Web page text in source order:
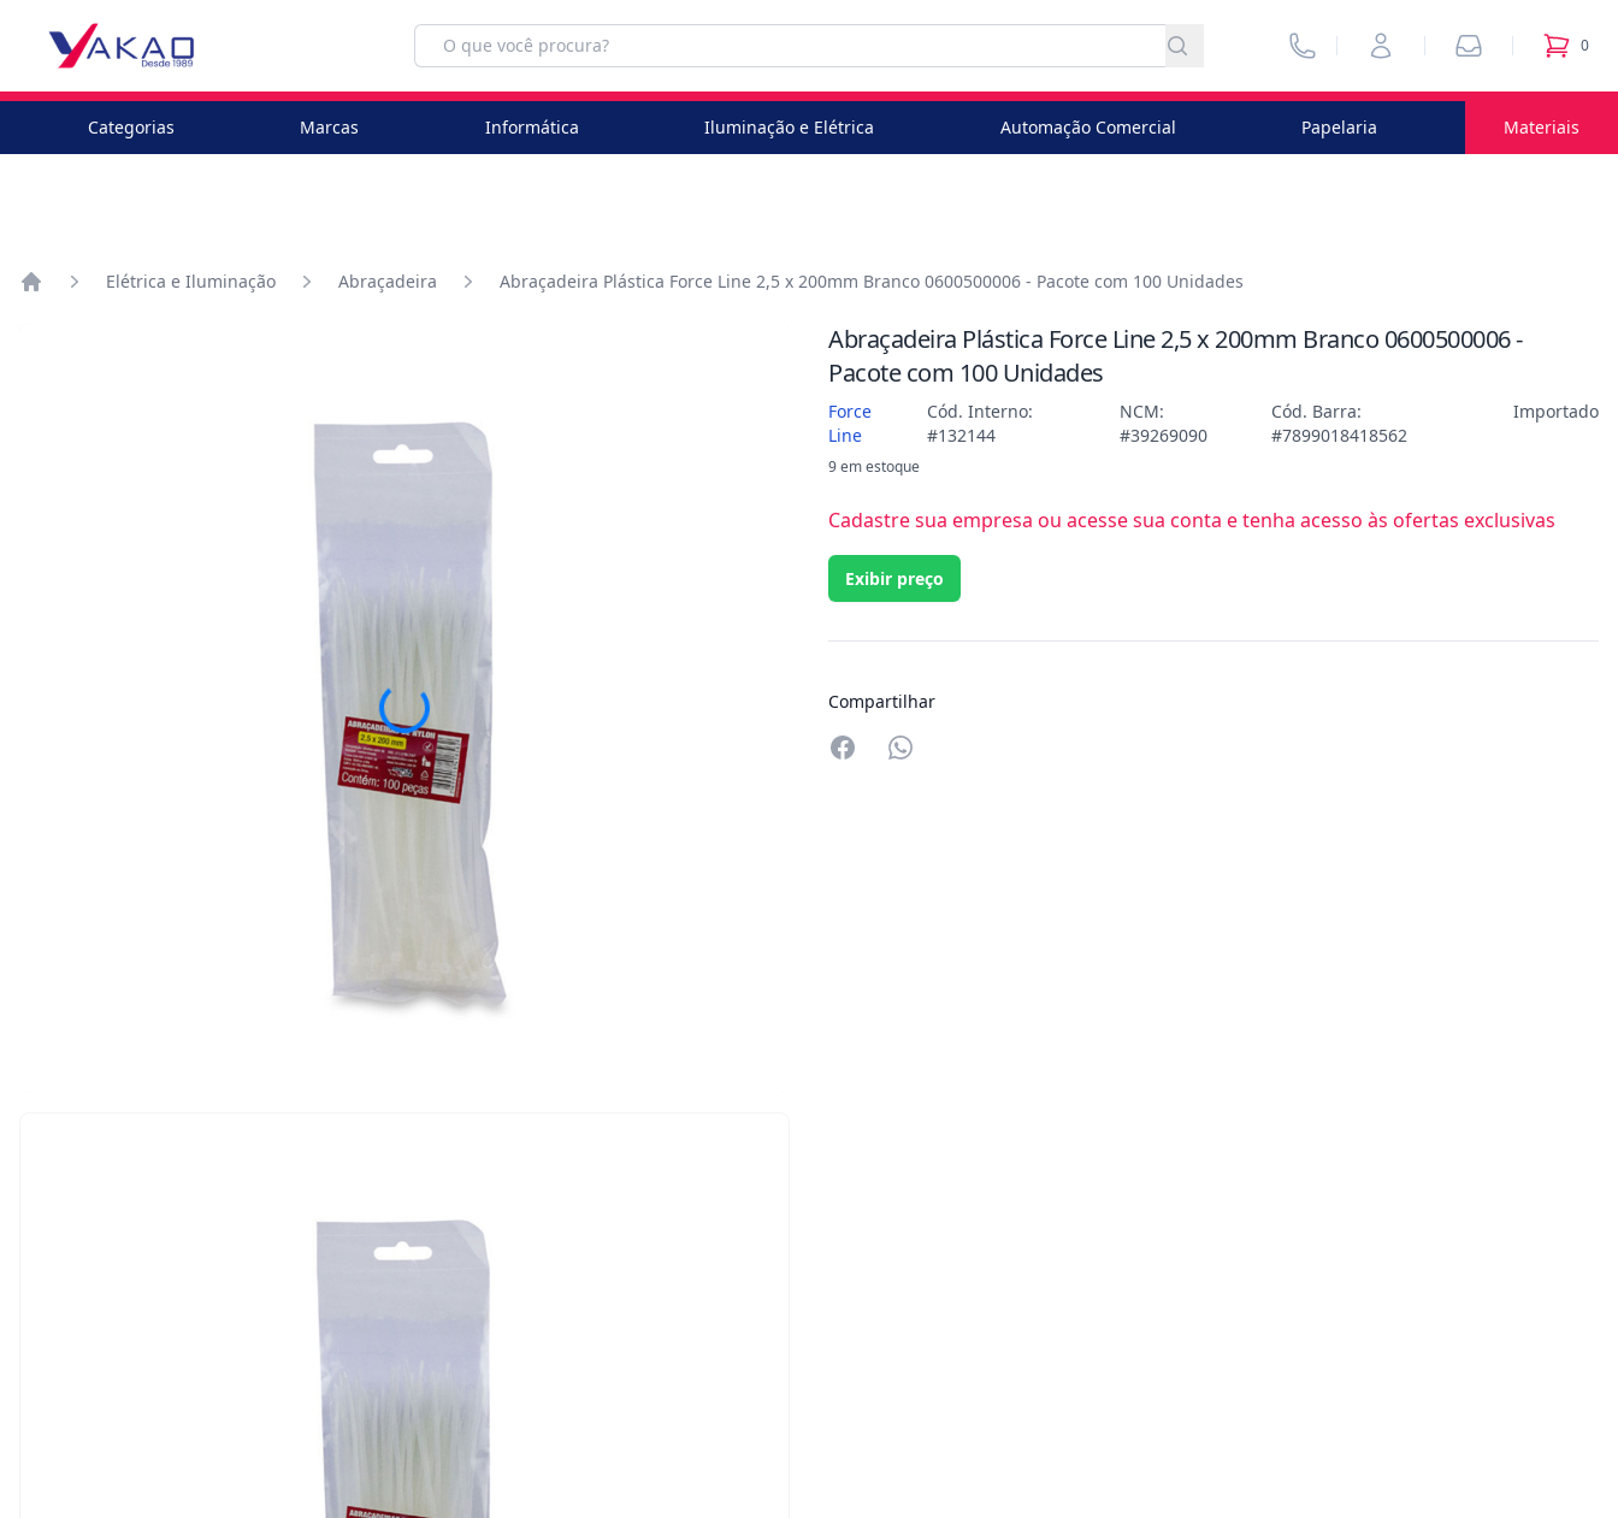
VendedoresMinha ContaPedidos 0
itens
Categorias Marcas Informática Iluminação e Elétrica Automação Comercial Papelaria Materiais
Elétrica e Iluminação Abraçadeira Abraçadeira Plástica Force Line 2,5 x 200mm Branco 0600500006 - Pacote com 100 Unidades
Abraçadeira Plástica Force Line 2,5 x 200mm Branco 0600500006 -
Pacote com 100 Unidades
Force
Line
Cód. Interno:
#132144
NCM:
#39269090
Cód. Barra:
#7899018418562
Importado
9 em estoque
Cadastre sua empresa ou acesse sua conta e tenha acesso às ofertas exclusivas
Exibir preço
Compartilhar
Compartilhar no Whatsapp